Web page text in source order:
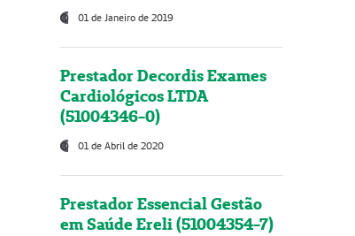
01 de Janeiro de 2019
Prestador Decordis Exames
Cardiológicos LTDA
(51004346-0)
01 de Abril de 2020
Prestador Essencial Gestão
em Saúde Ereli (51004354-7)